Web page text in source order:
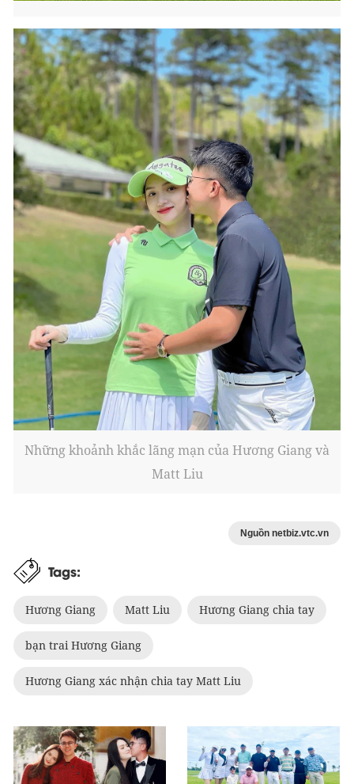
Những khoảnh khắc lãng mạn của Hương Giang và
Matt Liu
Nguồn netbiz.vtc.vn
Tags:
Hương Giang Matt Liu Hương Giang chia tay
bạn trai Hương Giang
Hương Giang xác nhận chia tay Matt Liu